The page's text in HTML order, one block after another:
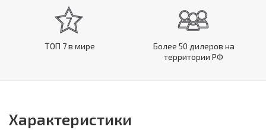
ТОП 7 в мире
Более 50 дилеров на
территории РФ
Характеристики